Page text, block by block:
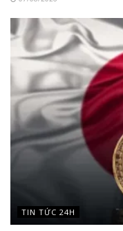
TIN TỨC 24H